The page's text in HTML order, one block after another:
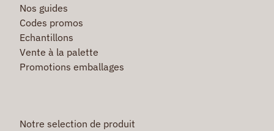
Nos guides
Codes promos
Echantillons
Vente à la palette
Promotions emballages
Notre selection de produit